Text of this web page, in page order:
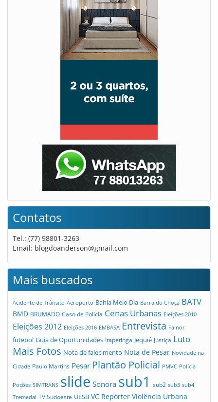
Contatos
Tel.: (77) 98801-3263
Email: blogdoanderson@gmail.com
Mais buscados
Acidente de Trânsito Aeroporto Bahia Meio Dia Barra do Choça BATV
BMD BRUMADO Caso de Polícia Cenas Urbanas Eleições 2010
Eleições 2012 Eleições 2016 EMBASA Entrevista Fainor
futebol Guia de Oportunidades Itapetinga Jequié Justiça Luto
Mais Fotos Nota de falecimento Nota de Pesar Novidade na
Cidade Paulo Martins Pesar Plantão Policial PMVC Polícia
Poções SIMTRANS slide Sonora sub1 sub2 sub3 sub4
Tremedal TV Sudoeste UESB VC Repórter Violência Urbana